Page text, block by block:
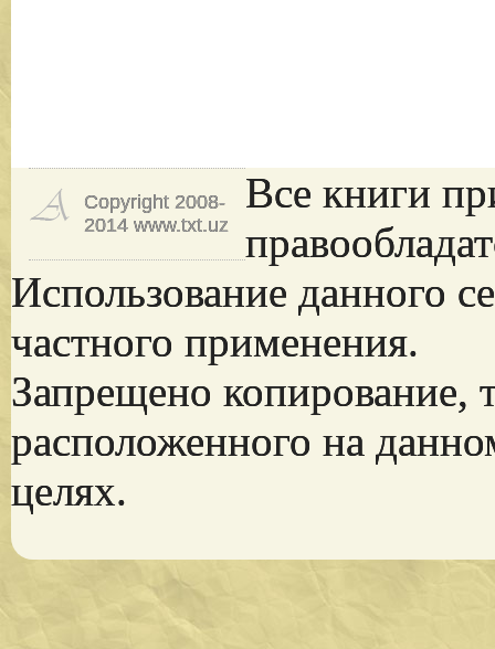
Copyright 2008-
2014 www.txt.uz
Все книги
Использование данного
частного применения.
Запрещено копирование,
расположенного на
целях.